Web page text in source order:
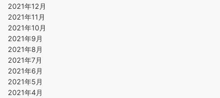
2021年12月
2021年11月
2021年10月
2021年9月
2021年8月
2021年7月
2021年6月
2021年5月
2021年4月